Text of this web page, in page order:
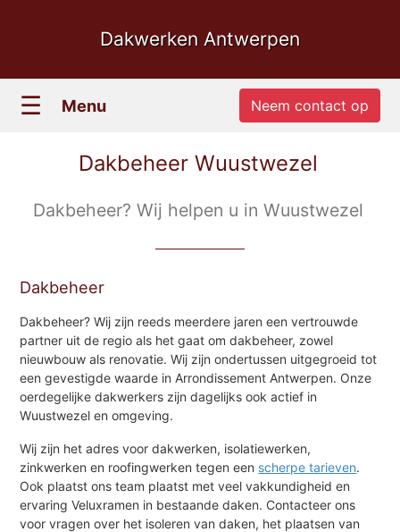
Dakwerken Antwerpen
☰ Menu Neem contact op
Dakbeheer Wuustwezel
Dakbeheer? Wij helpen u in Wuustwezel
Dakbeheer
Dakbeheer? Wij zijn reeds meerdere jaren een vertrouwde
partner uit de regio als het gaat om dakbeheer, zowel
nieuwbouw als renovatie. Wij zijn ondertussen uitgegroeid tot
een gevestigde waarde in Arrondissement Antwerpen. Onze
oerdegelijke dakwerkers zijn dagelijks ook actief in
Wuustwezel en omgeving.
Wij zijn het adres voor dakwerken, isolatiewerken,
zinkwerken en roofingwerken tegen een scherpe tarieven.
Ook plaatst ons team plaatst met veel vakkundigheid en
ervaring Veluxramen in bestaande daken. Contacteer ons
voor vragen over het isoleren van daken, het plaatsen van